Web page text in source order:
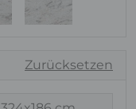
Zurücksetzen